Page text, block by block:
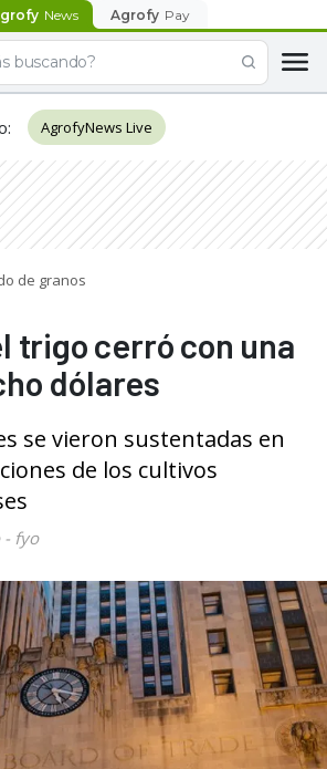
News Agrofy Pay
: AgrofyNews Live
de granos
trigo cerró con una
dólares
se vieron sustentadas en
de los cultivos
- fyo